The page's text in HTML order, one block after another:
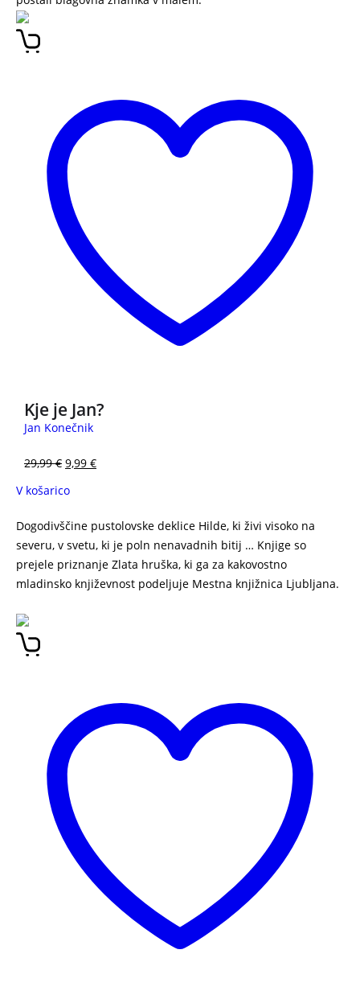
Kje je Jan?
Jan Konečnik
29,99€ 9,99 €
V košarico
Dogodivščine pustolovske deklice Hilde, ki živi visoko na
severu, v svetu, ki je poln nenavadnih bitij … Knjige so
prejele priznanje Zlata hruška, ki ga za kakovostno
mladinsko književnost podeljuje Mestna knjižnica Ljubljana.